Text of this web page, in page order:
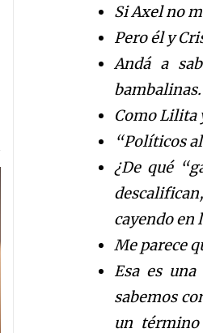
Si Axel no
Pero él y
Andá a
bambalinas.
Como Lilita
“Políticos
¿De qué
cayendo en
Me parece
Esa es
sabemos
un